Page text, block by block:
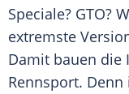
Speciale? GTO?
extremste
Damit bauen die
Rennsport.